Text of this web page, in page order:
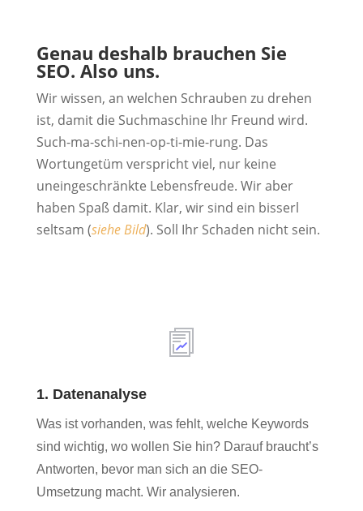
Genau deshalb brauchen Sie
SEO. Also uns.
Wir wissen, an welchen Schrauben zu drehen
ist, damit die Suchmaschine Ihr Freund wird.
Such-ma-schi-nen-op-ti-mie-rung. Das
Wortungetüm verspricht viel, nur keine
uneingeschränkte Lebensfreude. Wir aber
haben Spaß damit. Klar, wir sind ein bisserl
seltsam (siehe Bild). Soll Ihr Schaden nicht sein.
1. Datenanalyse
Was ist vorhanden, was fehlt, welche Keywords
sind wichtig, wo wollen Sie hin? Darauf braucht’s
Antworten, bevor man sich an die SEO-
Umsetzung macht. Wir analysieren.